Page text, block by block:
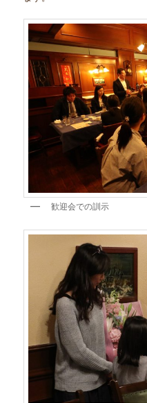
歓迎会での訓示